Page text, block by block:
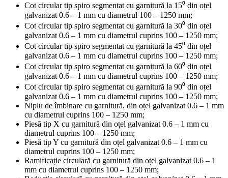
Cot circular tip spiro segmentat cu garnitură la 15⁰ din oțel
galvanizat 0.6 – 1 mm cu diametrul 100 – 1250 mm;
Cot circular tip spiro segmentat cu garnitură la 30⁰ din oțel
galvanizat 0.6 – 1 mm cu diametrul cuprins 100 – 1250 mm;
Cot circular tip spiro segmentat cu garnitură la 45⁰ din oțel
galvanizat 0.6 – 1 mm cu diametrul cuprins 100 – 1250 mm;
Cot circular tip spiro segmentat cu garnitură la 60⁰ din oțel
galvanizat 0.6 – 1 mm cu diametrul cuprins 100 – 1250 mm;
Cot circular tip spiro segmentat cu garnitură la 90⁰ din oțel
galvanizat 0.6 – 1 mm cu diametrul cuprins 100 – 1250 mm;
Niplu de îmbinare cu garnitură, din oțel galvanizat 0.6 – 1 mm
cu diametrul cuprins 100 – 1250 mm;
Piesă tip X cu garnitură din oțel galvanizat 0.6 – 1 mm cu
diametrul cuprins 100 – 1250 mm;
Piesă tip Y cu garnitură din oțel galvanizat 0.6 – 1 mm cu
diametrul cuprins 100 – 1250 mm;
Ramificație circulară cu garnitură din oțel galvanizat 0.6 – 1
mm cu diametrul cuprins 100 – 1250 mm;